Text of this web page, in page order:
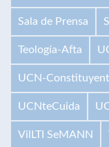
Sala de Prensa
Teología-Afta
UCN-
UCNteCuida
VilLTI SeMANN